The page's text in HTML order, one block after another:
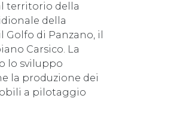
territorio della
della
di Panzano, il
Carsico. La
lo sviluppo
la produzione dei
a pilotaggio